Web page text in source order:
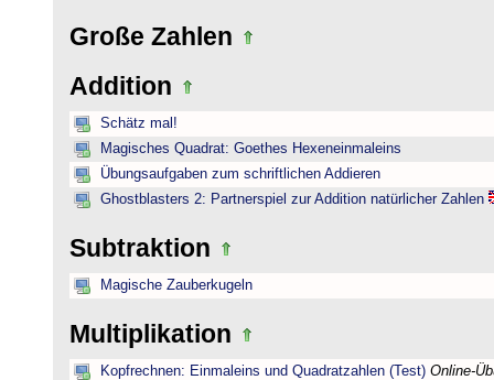
Große Zahlen
Addition
Schätz mal!
Magisches Quadrat: Goethes Hexeneinmaleins
Übungsaufgaben zum schriftlichen Addieren
Ghostblasters 2: Partnerspiel zur Addition natürlicher Zahlen
Subtraktion
Magische Zauberkugeln
Multiplikation
Kopfrechnen: Einmaleins und Quadratzahlen (Test) Online-